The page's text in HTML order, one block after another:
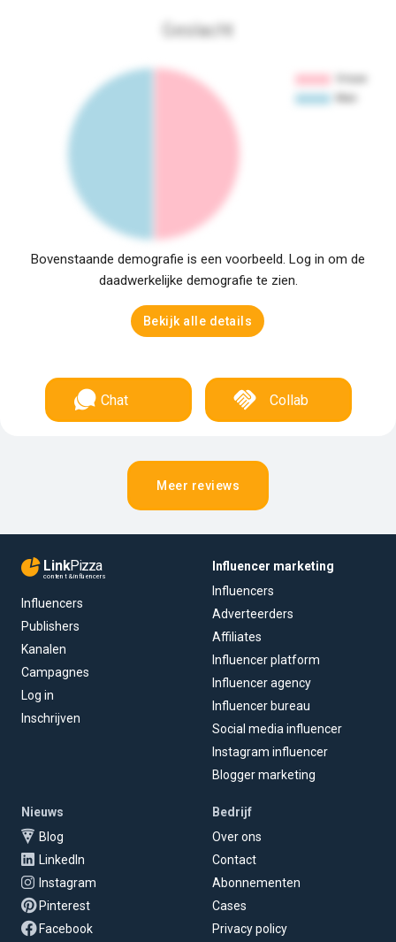
Geslacht
Bovenstaande demografie is een voorbeeld. Log in om de
daadwerkelijke demografie te zien.
Bekijk alle details
Chat Collab
Meer reviews
LinkPizza
content & influencers
Influencers
Publishers
Kanalen
Campagnes
Log in
Inschrijven
Influencer marketing
Influencers
Adverteerders
Affiliates
Influencer platform
Influencer agency
Influencer bureau
Social media influencer
Instagram influencer
Blogger marketing
Nieuws
Blog
LinkedIn
Instagram
Pinterest
Facebook
Bedrijf
Over ons
Contact
Abonnementen
Cases
Privacy policy